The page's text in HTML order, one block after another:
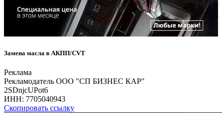
Замена масла в АКПП/CVT
Реклама
Рекламодатель ООО "СП БИЗНЕС КАР"
2SDnjcUPot6
ИНН: 7705040943
Скопировать ссылку